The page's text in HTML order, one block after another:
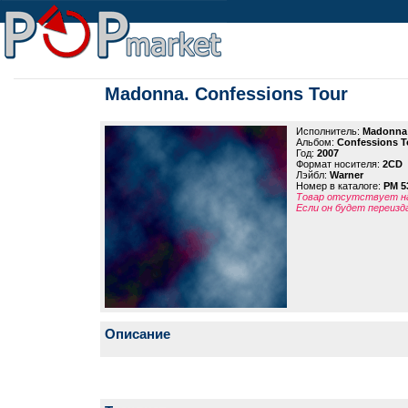
Madonna. Confessions Tour
Исполнитель: Madonna
Альбом: Confessions
Год: 2007
Формат носителя: 2CD
Лэйбл: Warner
Номер в каталоге: PM
Товар отсутствует
Если он будет
Описание